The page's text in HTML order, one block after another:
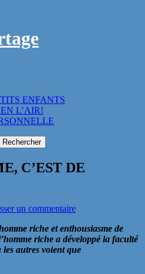
ENFANTS
L’AIR!
C’EST DE
un commentaire
riche et enthousiasme de
riche a développé la faculté
autres voient que